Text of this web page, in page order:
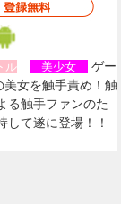
ル 美少女
ゲー
女を触手責め！触
る触手ファンのた
して遂に登場！！